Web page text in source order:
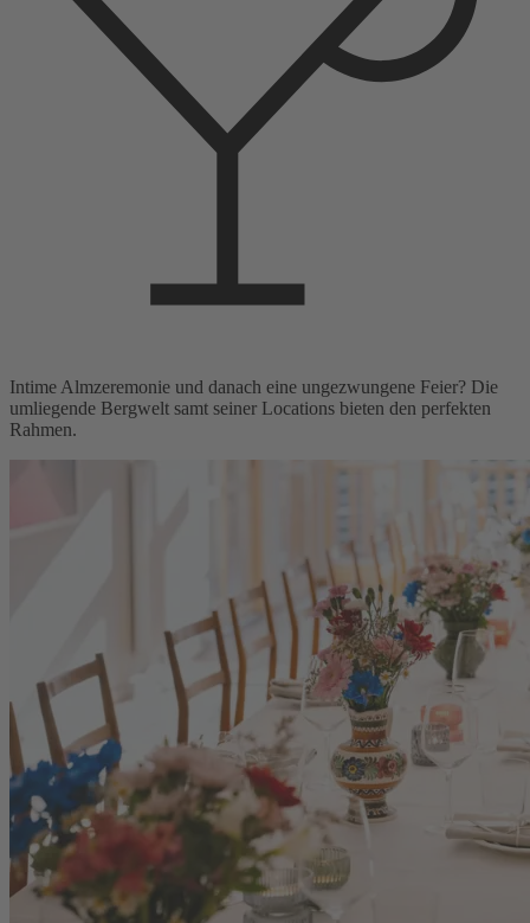
Intime Almzeremonie und danach eine ungezwungene Feier? Die
umliegende Bergwelt samt seiner Locations bieten den perfekten
Rahmen.